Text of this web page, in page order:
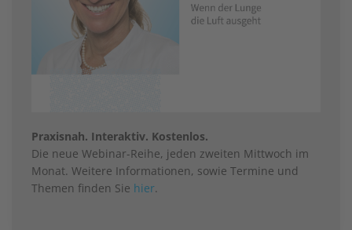
Praxisnah. Interaktiv. Kostenlos.
Die neue Webinar-Reihe, jeden zweiten Mittwoch im
Monat. Weitere Informationen, sowie Termine und
Themen finden Sie hier.